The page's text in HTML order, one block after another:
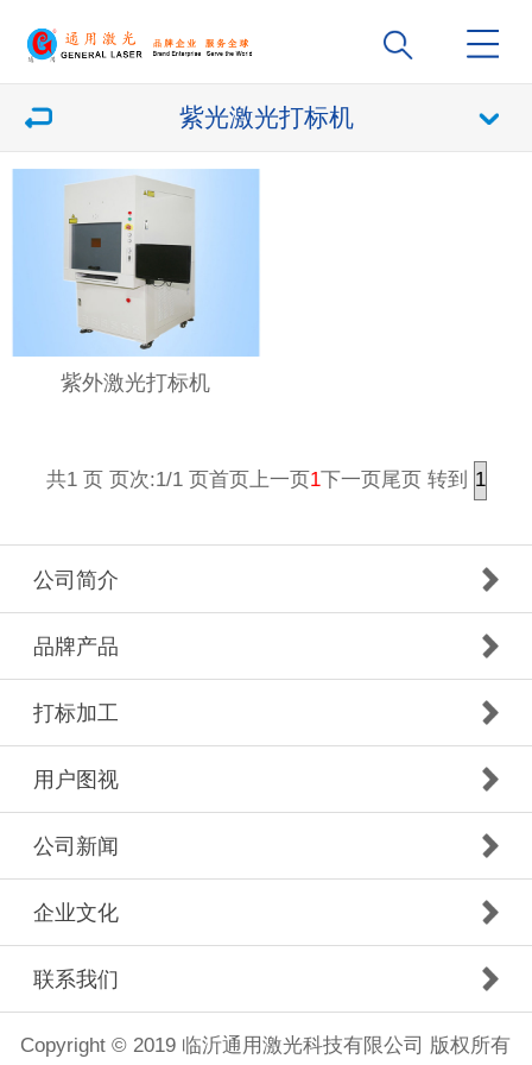
紫光激光打标机
紫外激光打标机
共1 页 页次:1/1 页首页上一页1下一页 尾页 转到
公司简介
品牌产品
打标加工
用户图视
公司新闻
企业文化
联系我们
Copyright © 2019 临沂通用激光科技有限公司 版权所有